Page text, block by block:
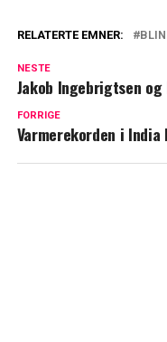
RELATERTE EMNER:
NESTE
Jakob Ingebrigtsen
FORRIGE
Varmerekorden i